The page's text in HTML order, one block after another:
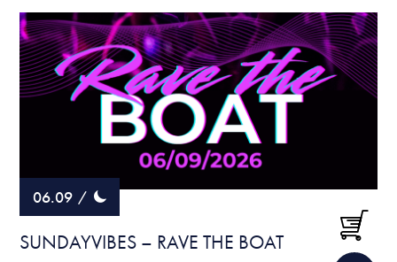
06.09 /
SUNDAYVIBES – RAVE THE BOAT